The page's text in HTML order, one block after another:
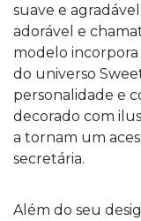
suave e
adorável e
modelo
do universo
personalidade e
decorado com
a tornam um
secretária.
Além do seu